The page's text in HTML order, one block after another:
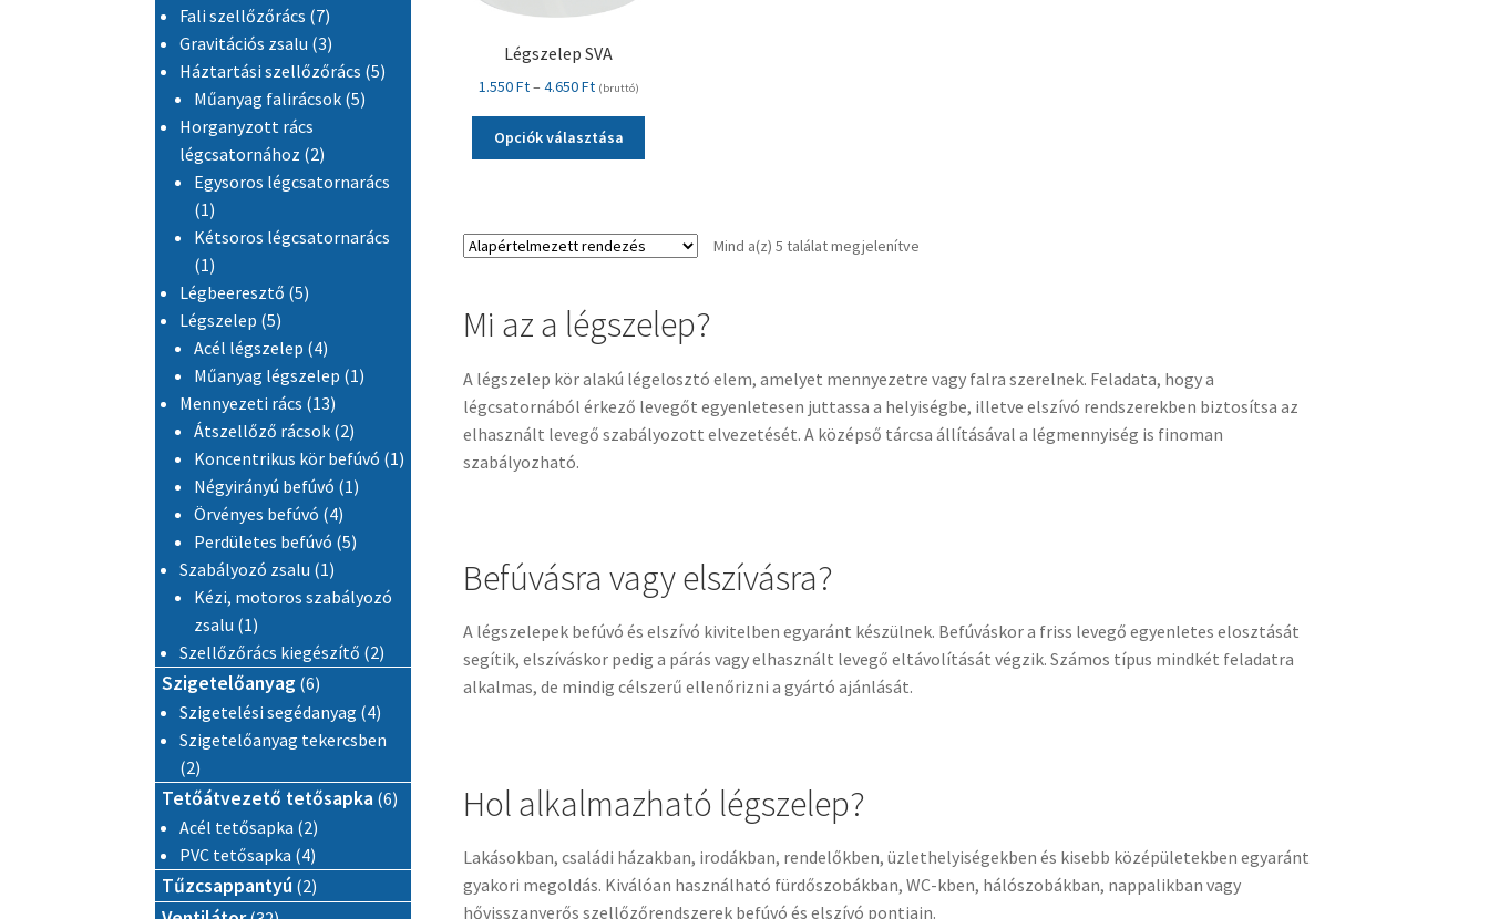
Légszelep SVA
1.550Ft– 4.650FtÁrtartomány:
-
4.650 Ft
(bruttó)
Opciók választása
van.
a
termékoldalon
választhatók
ki
Mind a(z) 5 találat megjelenítve
Mi az a légszelep?
A légszelep kör alakú légelosztó elem, amelyet mennyezetre vagy falra szerelnek. Feladata, hogy a
légcsatornából érkező levegőt egyenletesen juttassa a helyiségbe, illetve elszívó rendszerekben biztosítsa az
elhasznált levegő szabályozott elvezetését. A középső tárcsa állításával a légmennyiség is finoman
szabályozható.
Befúvásra vagy elszívásra?
A légszelepek befúvó és elszívó kivitelben egyaránt készülnek. Befúváskor a friss levegő egyenletes elosztását
segítik, elszíváskor pedig a párás vagy elhasznált levegő eltávolítását végzik. Számos típus mindkét feladatra
alkalmas, de mindig célszerű ellenőrizni a gyártó ajánlását.
Hol alkalmazható légszelep?
Lakásokban, családi házakban, irodákban, rendelőkben, üzlethelyiségekben és kisebb középületekben egyaránt
gyakori megoldás. Kiválóan használható fürdőszobákban, WC-kben, hálószobákban, nappalikban vagy
hővisszanyerős szellőzőrendszerek befúvó és elszívó pontjain.
Fali szellőzőrács 77 termék
Gravitációs zsalu 33 termék
Háztartási szellőzőrács 55 termék
Műanyag falirácsok 55 termék
Horganyzott rács
légcsatornához 22 termék
Egysoros légcsatornarács
11 termék
Kétsoros légcsatornarács
11 termék
Légbeeresztő 55 termék
Légszelep 55 termék
Acél légszelep 44 termék
Műanyag légszelep 11 termék
Mennyezeti rács 1313 termék
Átszellőző rácsok 22 termék
Koncentrikus kör befúvó 11 termék
Négyirányú befúvó 11 termék
Örvényes befúvó 44 termék
Perdületes befúvó 55 termék
Szabályozó zsalu 11 termék
Kézi, motoros szabályozó
zsalu 11 termék
Szellőzőrács kiegészítő 22 termék
Szigetelőanyag 66 termék
Szigetelési segédanyag 44 termék
Szigetelőanyag tekercsben
22 termék
Tetőátvezető tetősapka 66 termék
Acél tetősapka 22 termék
PVC tetősapka 44 termék
Tűzcsappantyú 22 termék